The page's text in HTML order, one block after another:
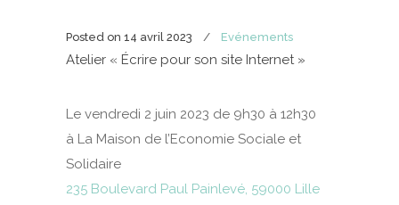
Posted on 14 avril 2023 Evénements
Atelier « Écrire pour son site Internet »
Le vendredi 2 juin 2023 de 9h30 à 12h30
à La Maison de l’Economie Sociale et
Solidaire
235 Boulevard Paul Painlevé, 59000 Lille